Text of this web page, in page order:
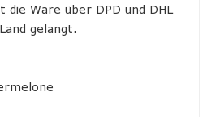
die Ware über DPD und DHL
gelangt.